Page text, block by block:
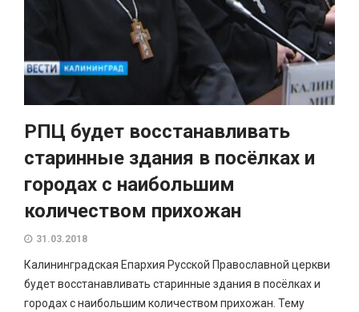
РПЦ будет восстанавливать
старинные здания в посёлках и
городах с наибольшим
количеством прихожан
31.03.2018
Калининградская Епархия Русской Православной церкви
будет восстанавливать старинные здания в посёлках и
городах с наибольшим количеством прихожан. Тему